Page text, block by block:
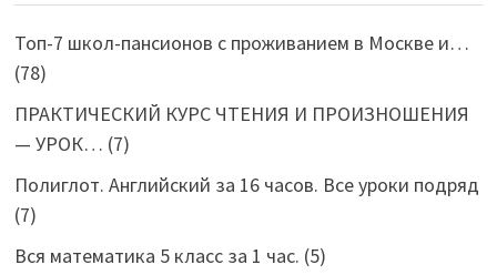
Топ-7 школ-пансионов с проживанием в Москве и…
(78)
ПРАКТИЧЕСКИЙ КУРС ЧТЕНИЯ И ПРОИЗНОШЕНИЯ
— УРОК… (7)
Полиглот. Английский за 16 часов. Все уроки подряд
(7)
Вся математика 5 класс за 1 час. (5)